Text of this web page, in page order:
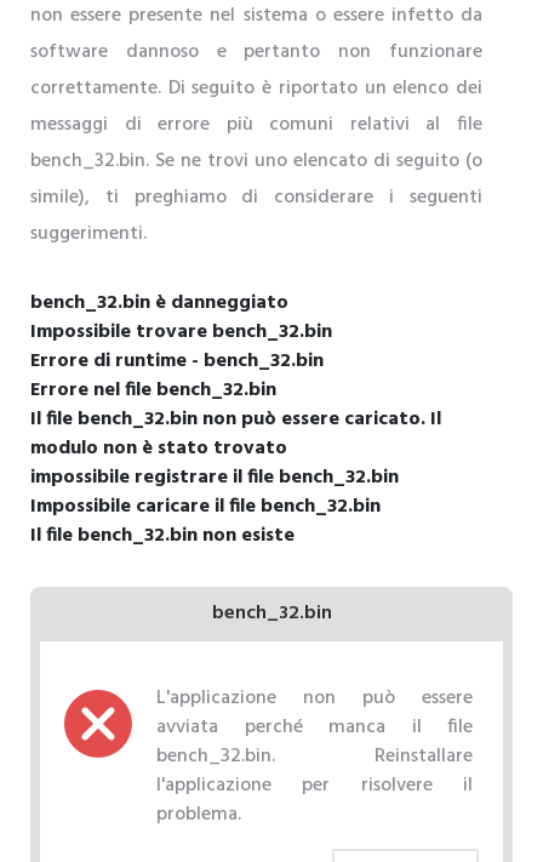
non essere presente nel sistema o essere infetto da
software dannoso e pertanto non funzionare
correttamente. Di seguito è riportato un elenco dei
messaggi di errore più comuni relativi al file
bench_32.bin. Se ne trovi uno elencato di seguito (o
simile), ti preghiamo di considerare i seguenti
suggerimenti.
bench_32.bin è danneggiato
Impossibile trovare bench_32.bin
Errore di runtime - bench_32.bin
Errore nel file bench_32.bin
Il file bench_32.bin non può essere caricato. Il
modulo non è stato trovato
impossibile registrare il file bench_32.bin
Impossibile caricare il file bench_32.bin
Il file bench_32.bin non esiste
bench_32.bin
L'applicazione non può essere
avviata perché manca il file
bench_32.bin. Reinstallare
l'applicazione per risolvere il
problema.